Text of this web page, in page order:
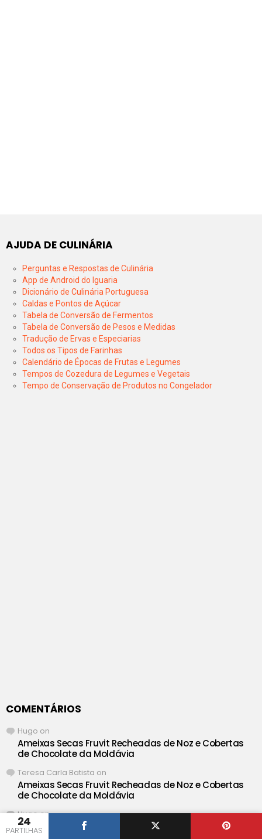
24
PARTILHAS
AJUDA DE CULINÁRIA
Perguntas e Respostas de Culinária
App de Android do Iguaria
Dicionário de Culinária Portuguesa
Caldas e Pontos de Açúcar
Tabela de Conversão de Fermentos
Tabela de Conversão de Pesos e Medidas
Tradução de Ervas e Especiarias
Todos os Tipos de Farinhas
Calendário de Épocas de Frutas e Legumes
Tempos de Cozedura de Legumes e Vegetais
Tempo de Conservação de Produtos no Congelador
COMENTÁRIOS
Hugo on
Ameixas Secas Fruvit Recheadas de Noz e Cobertas
de Chocolate da Moldávia
Teresa Carla Batista on
Ameixas Secas Fruvit Recheadas de Noz e Cobertas
de Chocolate da Moldávia
Hugoon
Salada Cremosa de Salmão e Delicias do Mar com